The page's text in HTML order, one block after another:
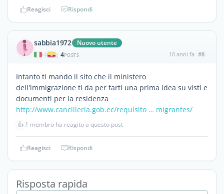
Reagisci Rispondi
sabbia1972 Nuovo utente
| 4POSTS 10 anni fa #8
Intanto ti mando il sito che il ministero
dell'immigrazione ti da per farti una prima idea su visti e
documenti per la residenza
http://www.cancilleria.gob.ec/requisito … migrantes/
👍 1 membro ha reagito a questo post
Reagisci Rispondi
Risposta rapida